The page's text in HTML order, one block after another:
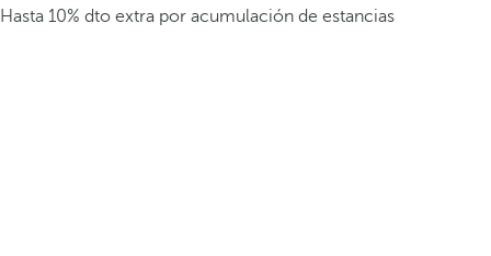
Hasta 10% dto extra por acumulación de estancias